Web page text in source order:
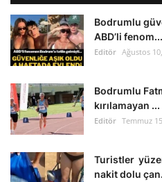
Bodrumlu
ABD’li fenom...
Editör Ağustos
Bodrumlu
kırılamayan ...
Editör Temmuz
Turistler
nakit dolu